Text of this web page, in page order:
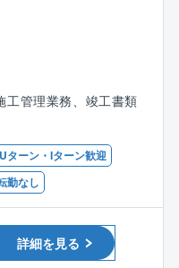
万円
円
円
万円
円
ンションの設計・施
ッパー。
デベロッパーで、大
沖縄を中心に年間500
。
工事(一宮)、津島市消
建設空調設備工事
請け会社として、多く
場間の直行直帰可能
管理業務、竣工書類
級の資格をお持ちの
お持ちの方
ターン・Iターン歓迎
勤なし
詳細を見る